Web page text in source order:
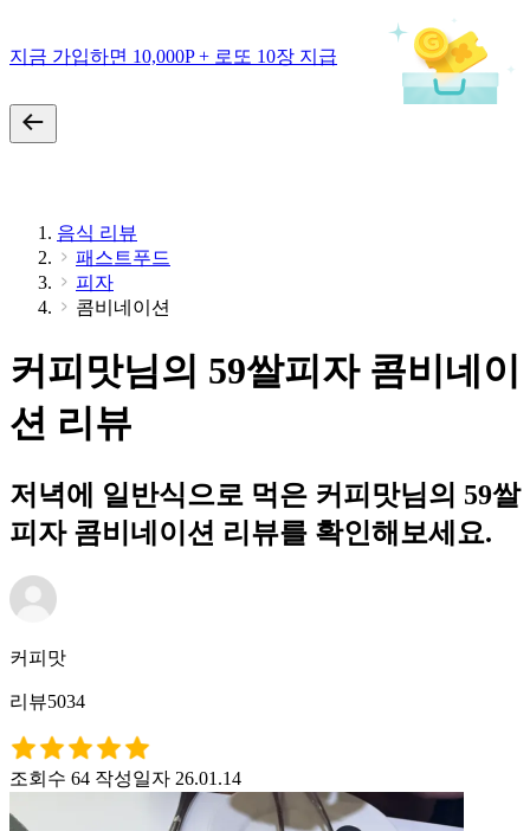
지금 가입하면 10,000P + 로또 10장 지급
음식 리뷰
패스트푸드
피자
콤비네이션
커피맛님의 59쌀피자 콤비네이
션 리뷰
저녁에 일반식으로 먹은 커피맛님의 59쌀
피자 콤비네이션 리뷰를 확인해보세요.
커피맛
리뷰5034
조회수 64 작성일자 26.01.14